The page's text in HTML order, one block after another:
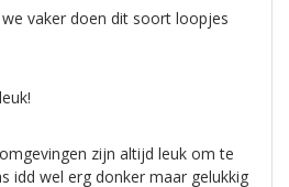
we vaker doen dit soort loopjes
zijn altijd leuk om te
idd wel erg donker maar gelukkig